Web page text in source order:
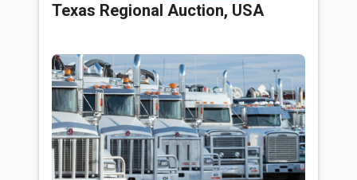
Texas Regional Auction, USA